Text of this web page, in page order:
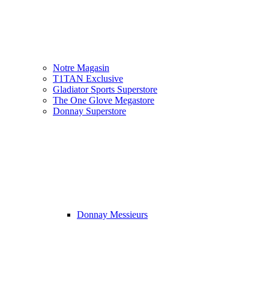
Notre Magasin
T1TAN Exclusive
Gladiator Sports Superstore
The One Glove Megastore
Donnay Superstore
Donnay Messieurs